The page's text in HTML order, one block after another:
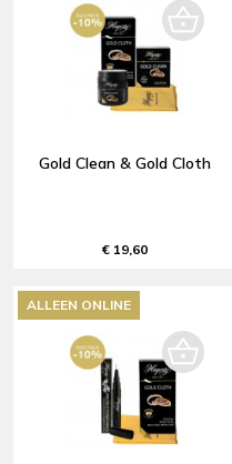
Gold Clean & Gold Cloth
€ 19,60
ALLEEN ONLINE